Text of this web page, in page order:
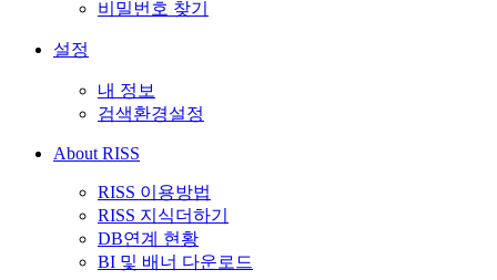
비밀번호 찾기
설정
내 정보
검색환경설정
About RISS
RISS 이용방법
RISS 지식더하기
DB연계 현황
BI 및 배너 다운로드